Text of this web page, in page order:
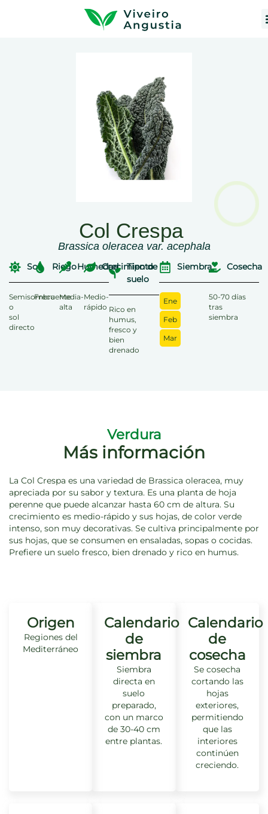
Col Crespa
Brassica oleracea var. acephala
Sol
Semisombra
o
sol
directo
Riego
Frecuente
Humedad
Media-
alta
Crecimiento
Medio-
rápido
Tipo de
suelo
Rico en
humus,
fresco y
bien
drenado
Siembra
Ene
Feb
Mar
Cosecha
50-70 días
tras
siembra
Verdura
Más información
La Col Crespa es una variedad de Brassica oleracea, muy
apreciada por su sabor y textura. Es una planta de hoja
perenne que puede alcanzar hasta 60 cm de altura. Su
crecimiento es medio-rápido y sus hojas, de color verde
intenso, son muy decorativas. Se cultiva principalmente por
sus hojas, que se consumen en ensaladas, sopas o cocidas.
Prefiere un suelo fresco, bien drenado y rico en humus.
Origen
Regiones del
Mediterráneo
Calendario
de
siembra
Siembra
directa en
suelo
preparado,
con un marco
de 30-40 cm
entre plantas.
Calendario
de
cosecha
Se cosecha
cortando las
hojas
exteriores,
permitiendo
que las
interiores
continúen
creciendo.